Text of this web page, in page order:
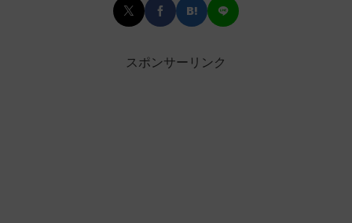
スポンサーリンク